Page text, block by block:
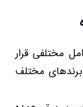
مختلفی قرار
مختلف